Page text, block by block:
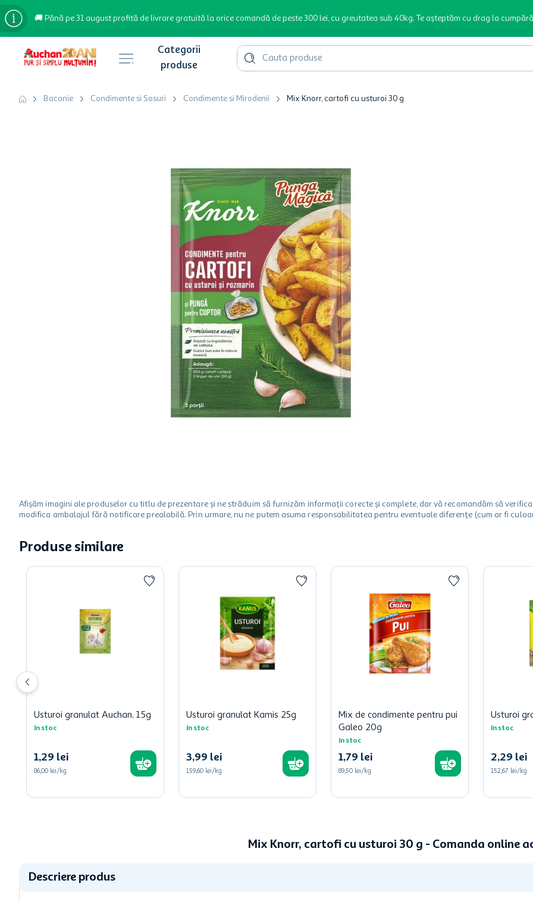
🚚 Până pe 31 august profită de livrare gratuită la orice comandă de peste 300 lei, cu greutatea sub 40kg. Te așteptăm cu drag la
Cauta produse
apa plata
cafea boabe
troler
garden star
hartie igienica
one two fun
ciocolata
Bacanie Condimente si Sosuri Condimente si Mirodenii Mix Knorr, cartofi cu usturoi 30 g
Afișăm imagini ale produselor cu titlu de prezentare și ne străduim să furnizăm informații corecte și complete, dar vă recomandăm să
modifica ambalajul fără notificare prealabilă. Prin urmare, nu ne putem asuma responsabilitatea pentru eventuale diferențe (cum ar fi
Produse similare
Usturoi granulat Auchan, 15g
In stoc
1,29 lei
86,00 lei/kg
Usturoi granulat Kamis 25g
In stoc
3,99 lei
159,60 lei/kg
Mix de condimente pentru pui
Galeo 20g
In stoc
1,79 lei
89,50 lei/kg
Usturoi
In stoc
2,29 lei
152,67 lei/kg
Mix Knorr, cartofi cu usturoi 30 g - Comanda online
Descriere produs